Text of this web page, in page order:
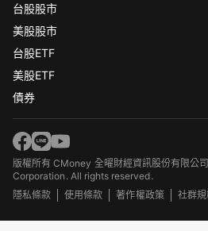
台股股市
美股股市
台股ETF
美股ETF
債券
版權所有 CMoney 全曜財經資訊股份有限
Corporation. All rights reserved.
隱私條款
使用條款 著作權政策 社群